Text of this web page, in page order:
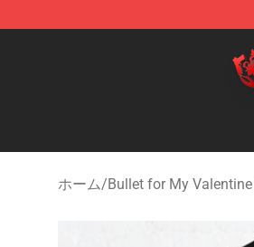
Bullet for My Valentine Store
ホーム/Bullet for My